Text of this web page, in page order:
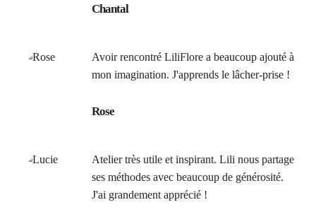
Chantal
Avoir rencontré LiliFlore a beaucoup ajouté à
mon imagination. J'apprends le lâcher-prise !
Rose
Atelier très utile et inspirant. Lili nous partage
ses méthodes avec beaucoup de générosité.
J'ai grandement apprécié !